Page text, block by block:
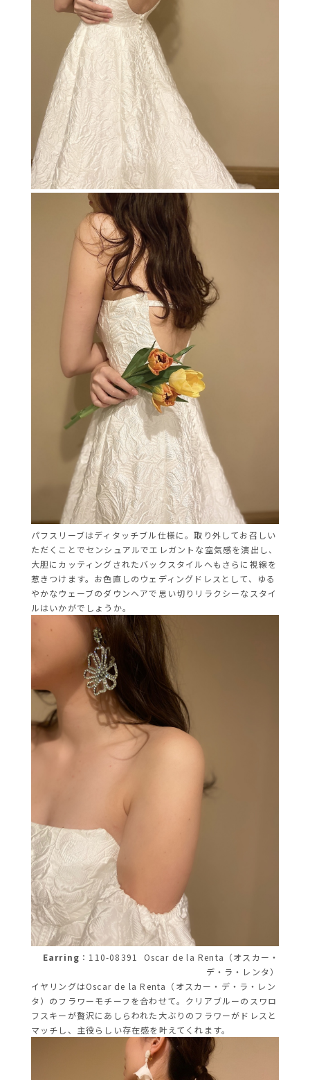
パフスリーブはディタッチブル仕様に。取り外してお召しい
ただくことでセンシュアルでエレガントな空気感を演出し、
大胆にカッティングされたバックスタイルへもさらに視線を
惹きつけます。お色直しのウェディングドレスとして、ゆる
やかなウェーブのダウンヘアで思い切りリラクシーなスタイ
ルはいかがでしょうか。
Earring ：110-08391 Oscar de la Renta（オスカー・
デ・ラ・レンタ）
イヤリングはOscar de la Renta（オスカー・デ・ラ・レン
タ）のフラワーモチーフを合わせて。クリアブルーのスワロ
フスキーが贅沢にあしらわれた大ぶりのフラワーがドレスと
マッチし、主役らしい存在感を叶えてくれます。